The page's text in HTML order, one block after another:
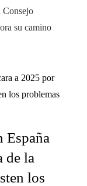
Consejo
su camino
España
de la
los